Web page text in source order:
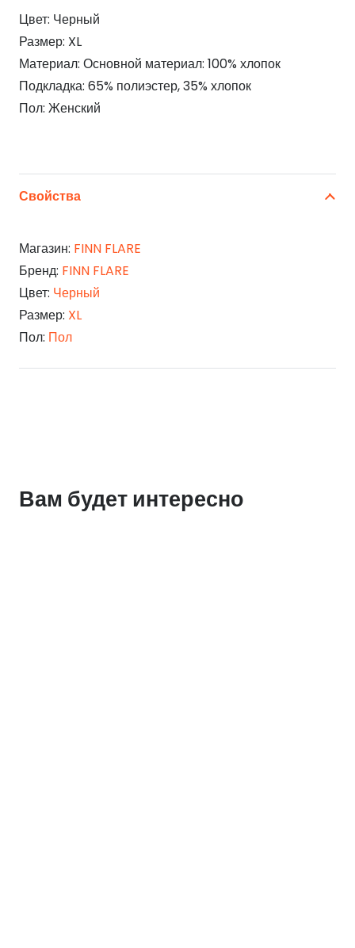
Цвет: Черный
Размер: XL
Материал: Основной материал: 100% хлопок
Подкладка: 65% полиэстер, 35% хлопок
Пол: Женский
Свойства
Магазин: FINN FLARE
Бренд: FINN FLARE
Цвет: Черный
Размер: XL
Пол: Пол
Вам будет интересно